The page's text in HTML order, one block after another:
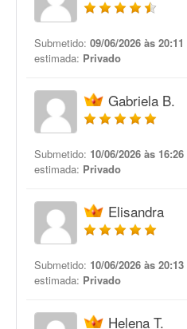
Submetido: 09/06/2026 às 20:11
estimada: Privado
Gabriela B.
Submetido: 10/06/2026 às 16:26
estimada: Privado
Elisandra
Submetido: 10/06/2026 às 20:13
estimada: Privado
Helena T.